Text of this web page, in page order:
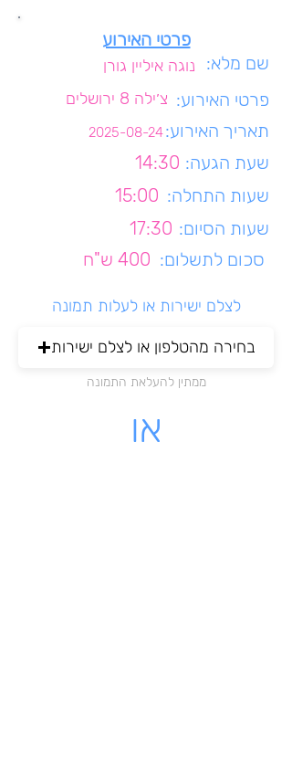
פרטי האירוע
נוגה איליין גורן שם מלא:
צ׳ילה 8 ירושלים פרטי האירוע:
2025-08-24תאריך האירוע:
14:30 שעת הגעה:
15:00 שעות התחלה:
17:30 שעות הסיום:
400 ש"ח סכום לתשלום:
לצלם ישירות או לעלות תמונה
בחירה מהטלפון או לצלם ישירות
ממתין להעלאת התמונה
או